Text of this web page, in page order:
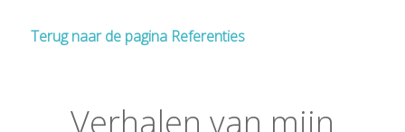
Terug naar de pagina Referenties
Verhalen van mijn